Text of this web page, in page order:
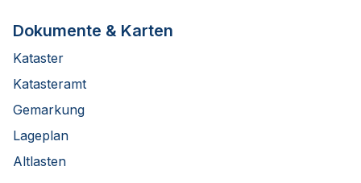
Dokumente & Karten
Kataster
Katasteramt
Gemarkung
Lageplan
Altlasten